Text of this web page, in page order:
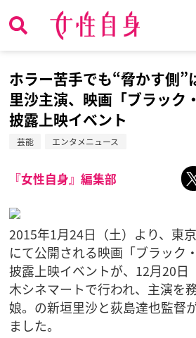
ホラー苦手でも“脅かす側”
里沙主演、映画「ブラック
披露上映イベント
芸能 エンタメニュース
『女性自身』編集部
2015年1月24日（土）より、東
にて公開される映画「ブラック
披露上映イベントが、12月20日
木シネマートで行われ、主演を
娘。の新垣里沙と荻島達也監督
ました。